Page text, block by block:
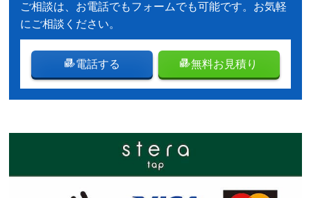
ご相談は、お電話でもフォームでも可能です。お気軽
にご相談ください。
電話する 無料お見積り